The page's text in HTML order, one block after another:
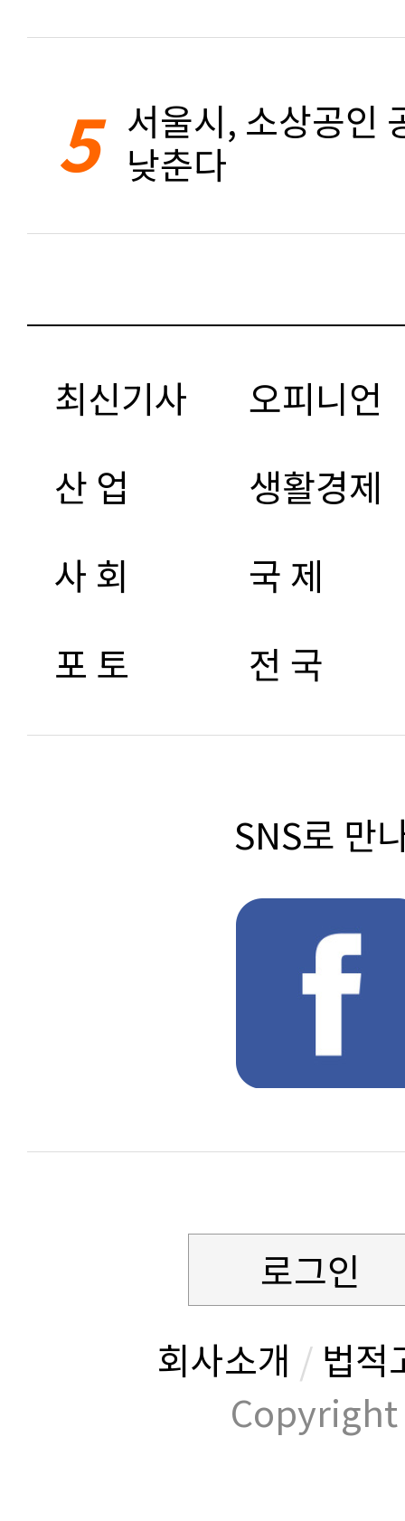
5 서울시, 소상공인
낮춘다
최신기사
오피니언
산 업
생활경제
사 회
국 제
포 토
전 국
SNS로 만
로그인
회사소개 / 법적
Copyright